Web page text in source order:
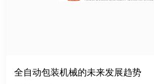
全自动包装机械的未来发展趋势